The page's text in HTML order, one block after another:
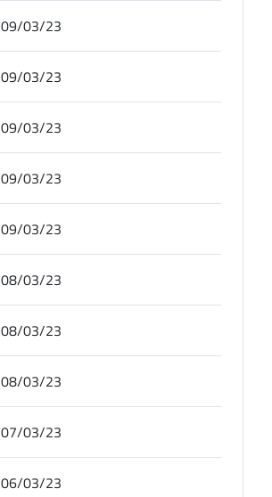
09/03/23
09/03/23
09/03/23
09/03/23
09/03/23
08/03/23
08/03/23
08/03/23
07/03/23
06/03/23